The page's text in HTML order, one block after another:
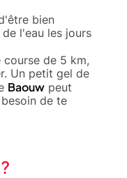
bien
l'eau les jours
course de 5 km,
Un petit gel de
Baouw peut
de te